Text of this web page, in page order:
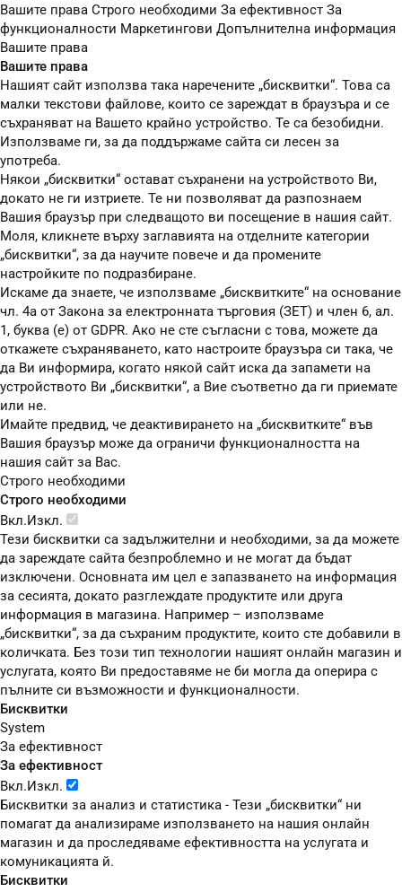
Вашите права Строго необходими За ефективност За
функционалности Маркетингови Допълнителна информация
Вашите права
Вашите права
Нашият сайт използва така наречените „бисквитки“. Това са
малки текстови файлове, които се зареждат в браузъра и се
съхраняват на Вашето крайно устройство. Те са безобидни.
Използваме ги, за да поддържаме сайта си лесен за
употреба.
Някои „бисквитки“ остават съхранени на устройството Ви,
докато не ги изтриете. Те ни позволяват да разпознаем
Вашия браузър при следващото ви посещение в нашия сайт.
Моля, кликнете върху заглавията на отделните категории
„бисквитки“, за да научите повече и да промените
настройките по подразбиране.
Искаме да знаете, че използваме „бисквитките“ на основание
чл. 4а от Закона за електронната търговия (ЗЕТ) и член 6, ал.
1, буква (е) от GDPR. Ако не сте съгласни с това, можете да
откажете съхраняването, като настроите браузъра си така, че
да Ви информира, когато някой сайт иска да запамети на
устройството Ви „бисквитки“, а Вие съответно да ги приемате
или не.
Имайте предвид, че деактивирането на „бисквитките“ във
Вашия браузър може да ограничи функционалността на
нашия сайт за Вас.
Строго необходими
Строго необходими
Вкл.Изкл.
Тези бисквитки са задължителни и необходими, за да можете
да зареждате сайта безпроблемно и не могат да бъдат
изключени. Основната им цел е запазването на информация
за сесията, докато разглеждате продуктите или друга
информация в магазина. Например – използваме
„бисквитки“, за да съхраним продуктите, които сте добавили в
количката. Без този тип технологии нашият онлайн магазин и
услугата, която Ви предоставяме не би могла да оперира с
пълните си възможности и функционалности.
Бисквитки
System
За ефективност
За ефективност
Вкл.Изкл.
Бисквитки за анализ и статистика - Тези „бисквитки“ ни
помагат да анализираме използването на нашия онлайн
магазин и да проследяваме ефективността на услугата и
комуникацията й.
Бисквитки